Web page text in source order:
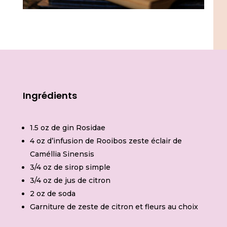
Ingrédients
1.5 oz de gin Rosidae
4 oz d’infusion de Rooibos zeste éclair de
Caméllia Sinensis
3/4 oz de sirop simple
3/4 oz de jus de citron
2 oz de soda
Garniture de zeste de citron et fleurs au choix